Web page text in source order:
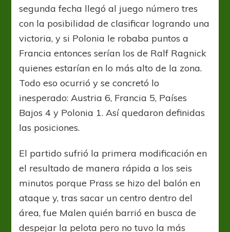
segunda fecha llegó al juego número tres
con la posibilidad de clasificar logrando una
victoria, y si Polonia le robaba puntos a
Francia entonces serían los de Ralf Ragnick
quienes estarían en lo más alto de la zona.
Todo eso ocurrió y se concretó lo
inesperado: Austria 6, Francia 5, Países
Bajos 4 y Polonia 1. Así quedaron definidas
las posiciones.
El partido sufrió la primera modificación en
el resultado de manera rápida a los seis
minutos porque Prass se hizo del balón en
ataque y, tras sacar un centro dentro del
área, fue Malen quién barrió en busca de
despejar la pelota pero no tuvo la más